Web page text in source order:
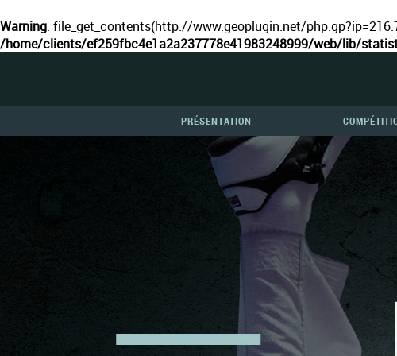
Warning: file_get_contents(http://www.geoplugin.net/
/home/clients/ef259fbc4e1a2a237778e41983248999/web/lib/
PRÉSENTATION